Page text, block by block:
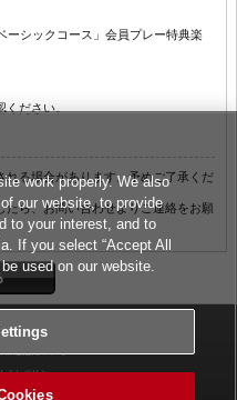
ーシックコース」会員プレー特典楽
ださい。
れる場合があります。予めご了承くだ
ら、お問い合わせよりご連絡をお願
用規約
部送信について
イトポリシー
問い合わせ
work properly. We also
our website, to provide
to your interest, and to
If you select “Accept All
used on our website.